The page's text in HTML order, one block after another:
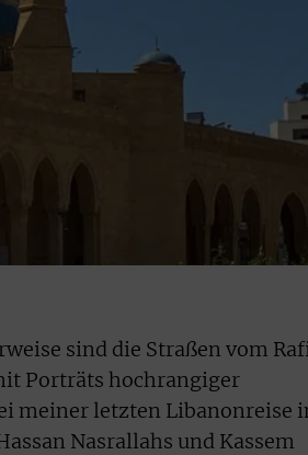
sind die Straßen vom
Porträts hochrangiger
meiner letzten Libanonreise
Nasrallahs und Kassem